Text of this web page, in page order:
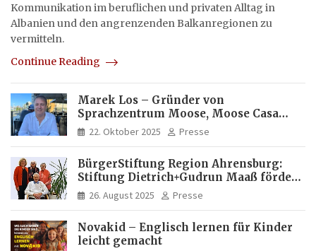
Kommunikation im beruflichen und privaten Alltag in
Albanien und den angrenzenden Balkanregionen zu
vermitteln.
Continue Reading
Marek Los – Gründer von
Sprachzentrum Moose, Moose Casa
Italia und Apartamento Brasil |
Internationaler Experte für Bildung
22. Oktober 2025 Presse
BürgerStiftung Region Ahrensburg:
Stiftung Dietrich+Gudrun Maaß fördert
Deutschkenntnisse von Frauen
26. August 2025 Presse
Novakid – Englisch lernen für Kinder
leicht gemacht